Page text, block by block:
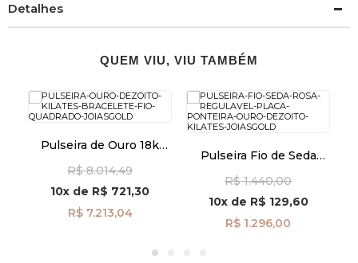
Detalhes
QUEM VIU, VIU TAMBÉM
Pulseira de Ouro 18k
pu07357
R$ 8.014,49
10x de R$ 721,30
R$ 7.213,04
Pulseira Fio de Seda
Ponteira de Ouro 18k
pu08606
R$ 1.440,00
10xde R$ 129,60
R$ 1.296,00